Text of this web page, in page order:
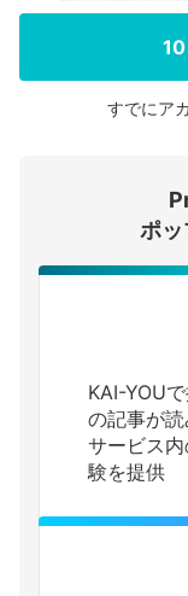
すでにア
ポッ
KAI-YOU
の記事が
サービス
験を提供